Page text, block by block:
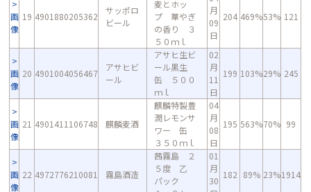
画
像
19 4901880205362
サッポロ
ビール
麦とホッ
プ 華やぎ
の香り ３
５０ｍｌ
月
09
日
204 469%53% 121
画
像
20 4901004056467
アサヒビ
ール
アサヒ生ビ
ール黒生
缶 ５００
ｍｌ
02
月
11
日
199 103%29% 245
画
像
21 4901411106748 麒麟麦酒
麒麟特製豊
潤レモンサ
ワー 缶
３５０ｍｌ
04
月
08
日
195 563%70% 99
画
像
22 4972776210081 霧島酒造
茜霧島 ２
５度 乙
パック
01
月
30
182 89% 23%1914